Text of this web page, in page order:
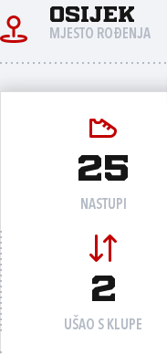
Osijek
MJESTO ROĐENJA
25
NASTUPI
2
UŠAO S KLUPE